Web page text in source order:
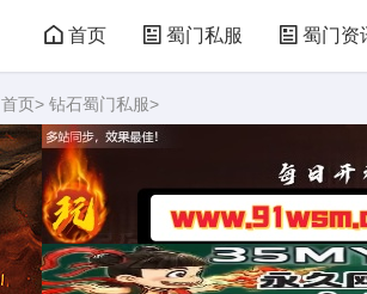
首页 蜀门私服 蜀门资
首页> 钻石蜀门私服>